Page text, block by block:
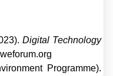
Digital Technology
Programme).